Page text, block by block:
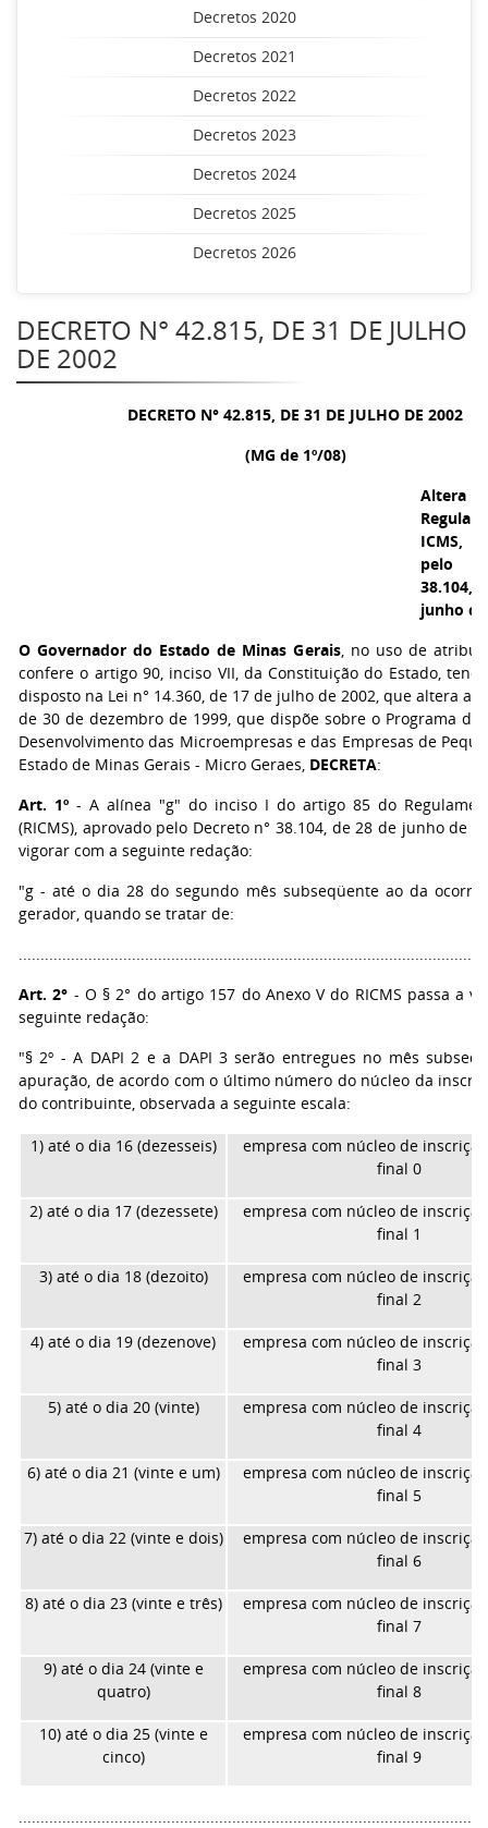
Decretos 2020
Decretos 2021
Decretos 2022
Decretos 2023
Decretos 2024
Decretos 2025
Decretos 2026
DECRETO N° 42.815, DE 31 DE JULHO
DE 2002
DECRETO N° 42.815, DE 31 DE JULHO DE 2002
(MG de 1º/08)
ICMS,
pelo
junho
O Governador do Estado de Minas Gerais, no uso de
confere o artigo 90, inciso VII, da Constituição do Estado,
disposto na Lei n° 14.360, de 17 de julho de 2002, que altera a
de 30 de dezembro de 1999, que dispõe sobre o Programa de
Desenvolvimento das Microempresas e das Empresas de
Estado de Minas Gerais - Micro Geraes, DECRETA:
Art. 1º - A alínea "g" do inciso I do artigo 85 do
(RICMS), aprovado pelo Decreto n° 38.104, de 28 de junho de
vigorar com a seguinte redação:
"g - até o dia 28 do segundo mês subseqüente ao da
gerador, quando se tratar de:
Art. 2° - O § 2° do artigo 157 do Anexo V do RICMS passa a
seguinte redação:
"§ 2º - A DAPI 2 e a DAPI 3 serão entregues no mês
apuração, de acordo com o último número do núcleo da
do contribuinte, observada a seguinte escala:
1) até o dia 16 (dezesseis)
empresa com núcleo de
final 0
2) até o dia 17 (dezessete)
empresa com núcleo de
final 1
3) até o dia 18 (dezoito)
empresa com núcleo de
final 2
4) até o dia 19 (dezenove)
empresa com núcleo de
final 3
5) até o dia 20 (vinte)
empresa com núcleo de
final 4
6) até o dia 21 (vinte e um)
empresa com núcleo de
final 5
7) até o dia 22 (vinte e dois)
empresa com núcleo de
final 6
8) até o dia 23 (vinte e três)
empresa com núcleo de
final 7
9) até o dia 24 (vinte e
quatro)
empresa com núcleo de
final 8
10) até o dia 25 (vinte e
cinco)
empresa com núcleo de
final 9